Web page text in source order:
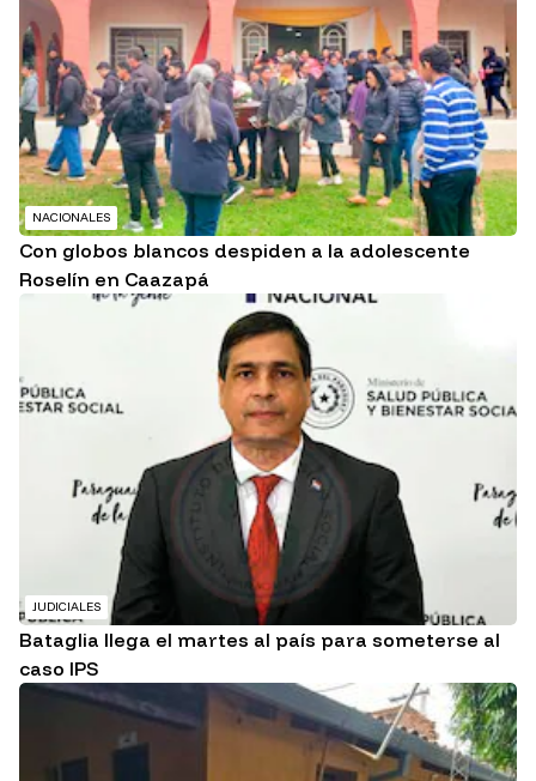
NACIONALES
Con globos blancos despiden a la adolescente
Roselín en Caazapá
JUDICIALES
Bataglia llega el martes al país para someterse al
caso IPS